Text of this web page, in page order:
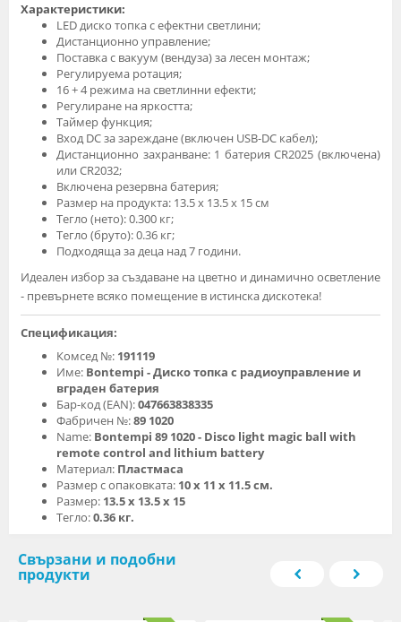
Характеристики:
LED диско топка с ефектни светлини;
Дистанционно управление;
Поставка с вакуум (вендуза) за лесен монтаж;
Регулируема ротация;
16 + 4 режима на светлинни ефекти;
Регулиране на яркостта;
Таймер функция;
Вход DC за зареждане (включен USB-DC кабел);
Дистанционно захранване: 1 батерия CR2025 (включена)
или CR2032;
Включена резервна батерия;
Размер на продукта: 13.5 x 13.5 x 15 см
Тегло (нето): 0.300 кг;
Тегло (бруто): 0.36 кг;
Подходяща за деца над 7 години.
Идеален избор за създаване на цветно и динамично осветление
- превърнете всяко помещение в истинска дискотека!
Спецификация:
Комсед №: 191119
Име: Bontempi - Диско топка с радиоуправление и
вграден батерия
Бар-код (EAN):047663838335
Фабричен №:89 1020
Name: Bontempi 89 1020 - Disco light magic ball with
remote control and lithium battery
Материал: Пластмаса
Размер с опаковката: 10 x 11 x 11.5 см.
Размер: 13.5 x 13.5 x 15
Тегло:0.36 кг.
Свързани и подобни
продукти